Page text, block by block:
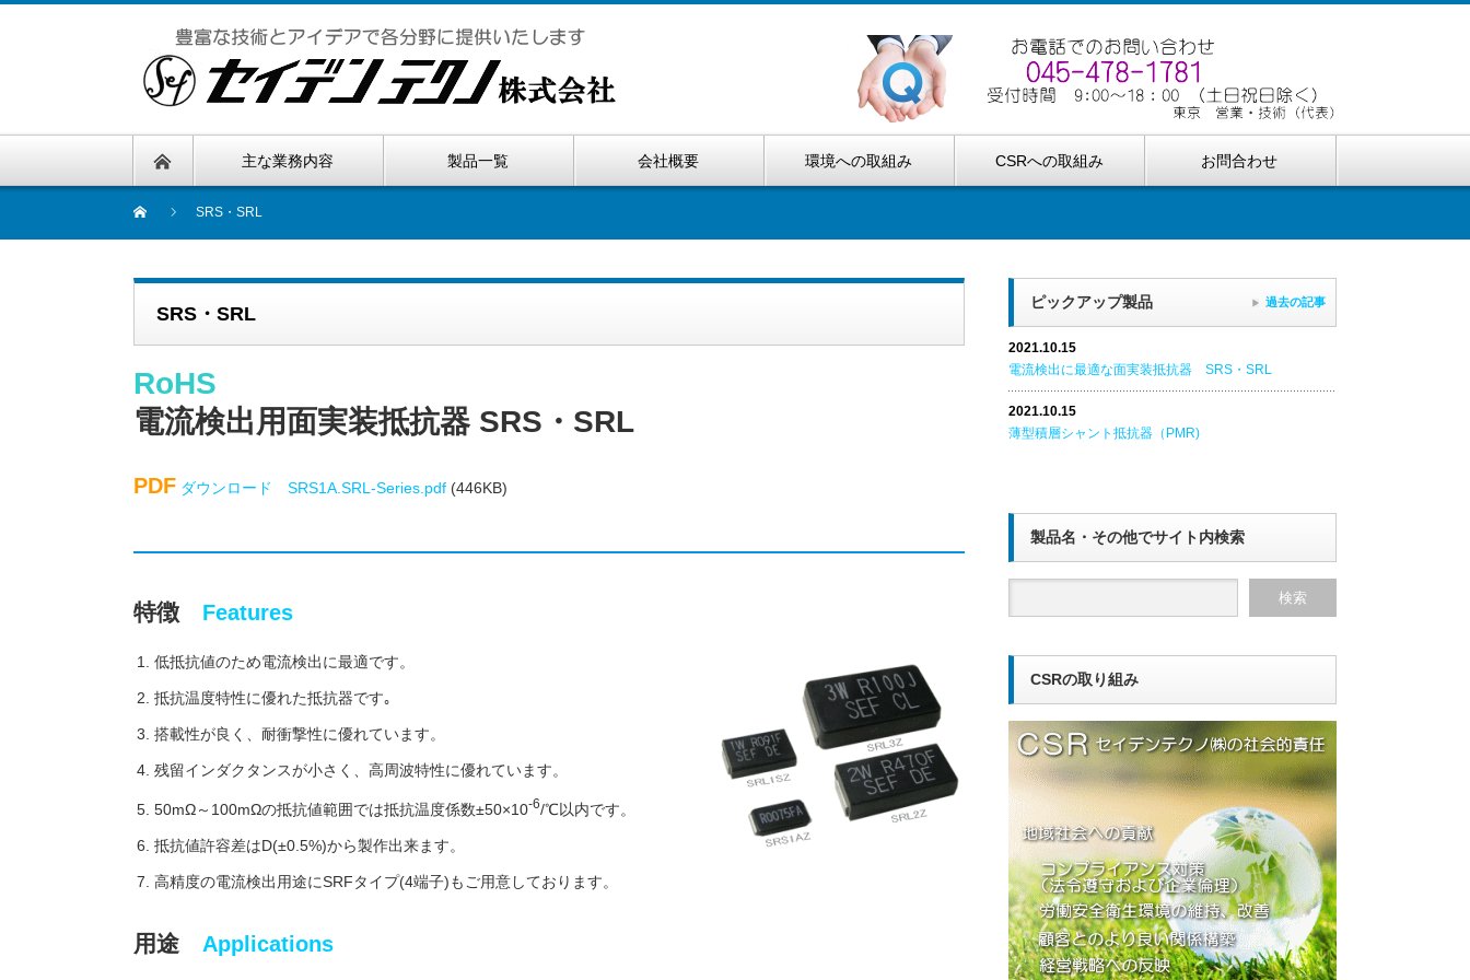
主な業務内容 製品一覧 会社概要 環境への取組み CSRへの取組み お問合わせ
SRS・SRL
SRS・SRL
RoHS
電流検出用面実装抵抗器 SRS・SRL
PDF ダウンロード SRS1A.SRL-Series.pdf (446KB)
特徴 Features
低抵抗値のため電流検出に最適です。
抵抗温度特性に優れた抵抗器です｡
搭載性が良く、耐衝撃性に優れています。
残留インダクタンスが小さく、高周波特性に優れています。
50mΩ～100mΩの抵抗値範囲では抵抗温度係数±50×10-6/℃以内です。
抵抗値許容差はD(±0.5%)から製作出来ます。
高精度の電流検出用途にSRFタイプ(4端子)もご用意しております。
用途 Applications
ピックアップ製品
2021.10.15
電流検出に最適な面実装抵抗器 SRS・SRL
2021.10.15
薄型積層シャント抵抗器（PMR)
過去の記事
製品名・その他でサイト内検索
CSRの取り組み